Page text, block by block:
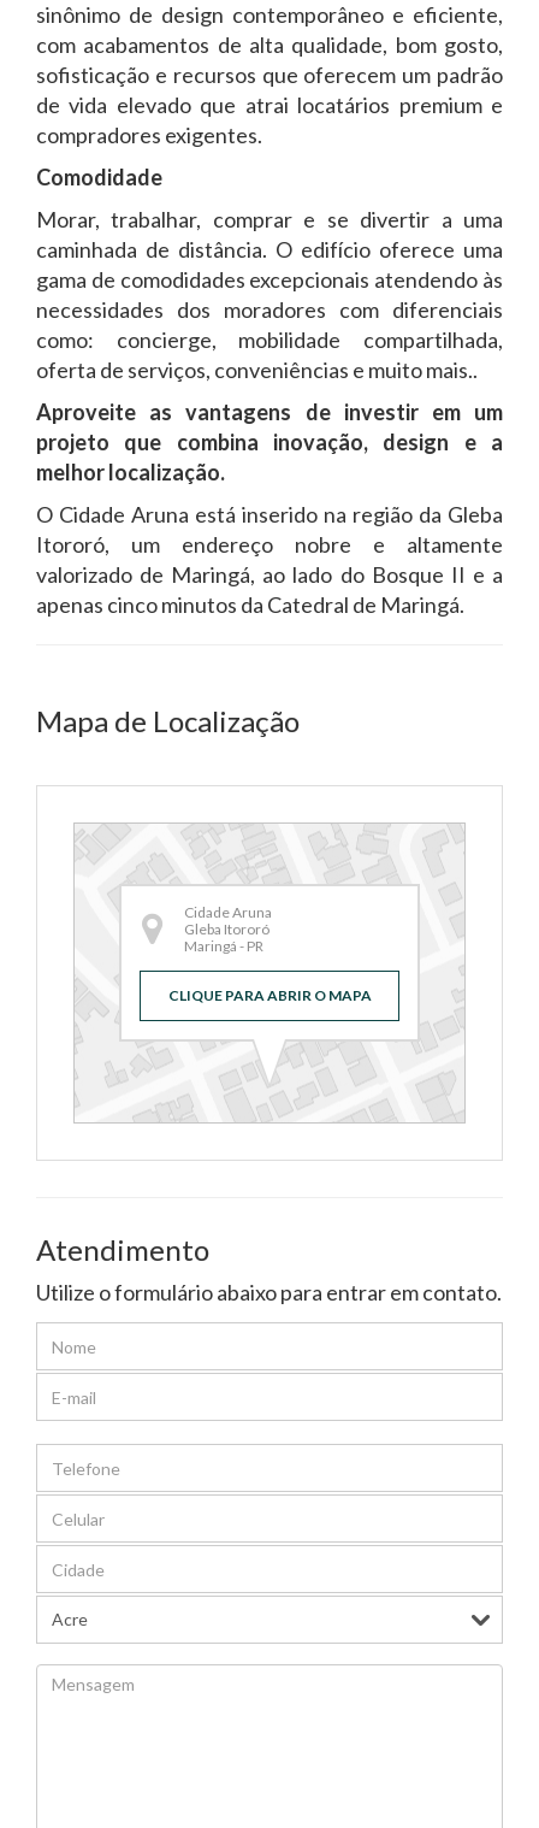
sinônimo de design contemporâneo e eficiente,
com acabamentos de alta qualidade, bom gosto,
sofisticação e recursos que oferecem um padrão
de vida elevado que atrai locatários premium e
compradores exigentes.
Comodidade
Morar, trabalhar, comprar e se divertir a uma
caminhada de distância. O edifício oferece uma
gama de comodidades excepcionais atendendo às
necessidades dos moradores com diferenciais
como: concierge, mobilidade compartilhada,
oferta de serviços, conveniências e muito mais..
Aproveite as vantagens de investir em um
projeto que combina inovação, design e a
melhor localização.
O Cidade Aruna está inserido na região da Gleba
Itororó, um endereço nobre e altamente
valorizado de Maringá, ao lado do Bosque II e a
apenas cinco minutos da Catedral de Maringá.
Mapa de Localização
Cidade Aruna
Gleba Itororó
Maringá - PR
CLIQUE PARA ABRIR O MAPA
Atendimento
Utilize o formulário abaixo para entrar em contato.